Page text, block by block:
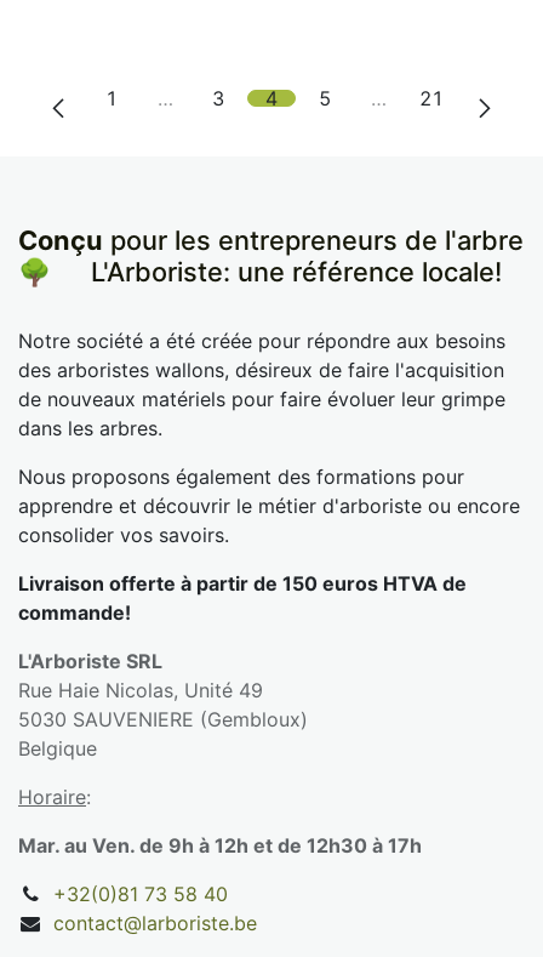
1 … 3 4 5 … 21
Conçu pour les entrepreneurs de l'arbre
🌳
​L'Arboriste: une référence locale!
Notre société a été créée pour répondre aux besoins
des arboristes wallons, désireux de faire l'acquisition
de nouveaux matériels pour faire évoluer leur grimpe
dans les arbres.
Nous proposons également des formations pour
apprendre et découvrir le métier d'arboriste ou encore
consolider vos savoirs.
Livraison offerte à partir de 150 euros HTVA de
commande!
L'Arboriste SRL
Rue Haie Nicolas, Unité 49
5030 SAUVENIERE (Gembloux)
Belgique
Horaire:
Mar. au Ven. de 9h à 12h et de 12h30 à 17h
+32(0)81 73 58 40
contact@larboriste.be